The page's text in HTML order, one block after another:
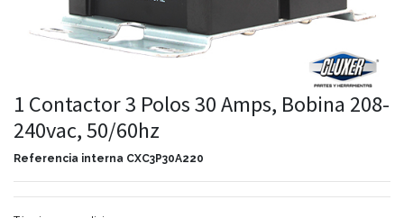
1 Contactor 3 Polos 30 Amps, Bobina 208-
240vac, 50/60hz
Referencia interna CXC3P30A220